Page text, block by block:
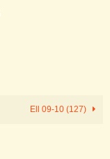
Ell 09-10 (127)